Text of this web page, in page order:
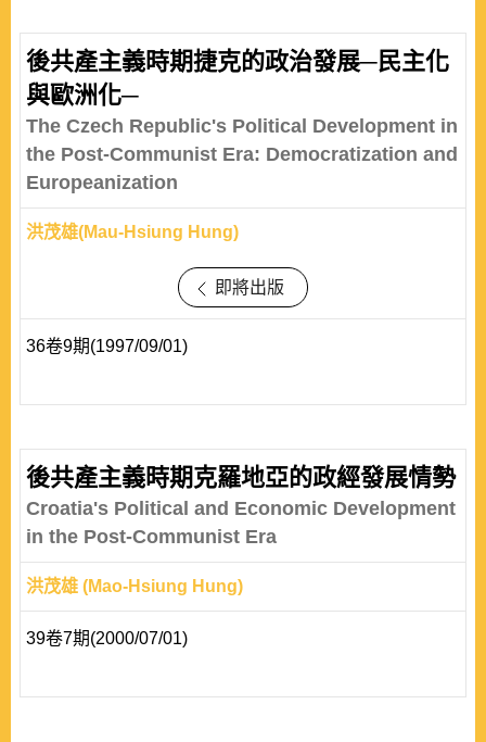
後共產主義時期捷克的政治發展─民主化
與歐洲化─
The Czech Republic's Political Development in
the Post-Communist Era: Democratization and
Europeanization
洪茂雄(Mau-Hsiung Hung)
即將出版
36卷9期(1997/09/01)
後共產主義時期克羅地亞的政經發展情勢
Croatia's Political and Economic Development
in the Post-Communist Era
洪茂雄 (Mao-Hsiung Hung)
39卷7期(2000/07/01)